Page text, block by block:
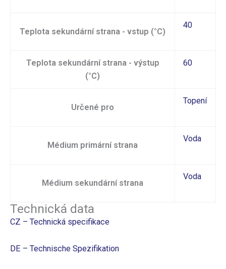
Teplota sekundární strana - vstup (°C)
40
Teplota sekundární strana - výstup
(°C)
60
Určené pro
Topení
Médium primární strana
Voda
Médium sekundární strana
Voda
Technická data
CZ – Technická specifikace
DE – Technische Spezifikation